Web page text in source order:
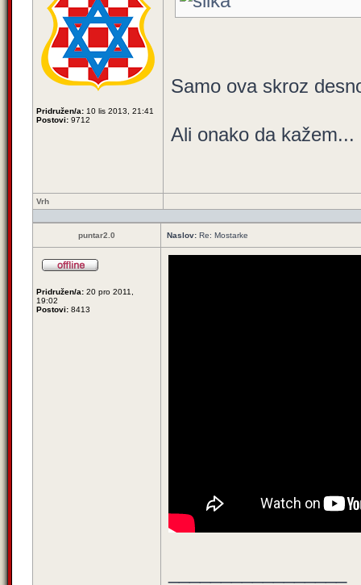
Pridružen/a: 10 lis 2013, 21:41
Postovi: 9712
Samo ova skroz
Ali onako da
Vrh
puntar2.0 Naslov: Re: Mostarke
Pridružen/a: 20 pro 2011,
19:02
Postovi: 8413